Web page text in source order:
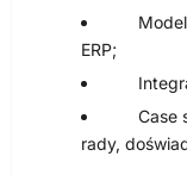
Modele
ERP;
Case
rady,